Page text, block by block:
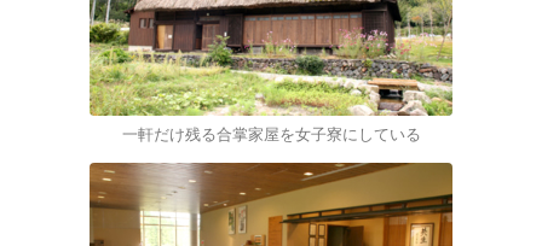
一軒だけ残る合掌家屋を女子寮にしている